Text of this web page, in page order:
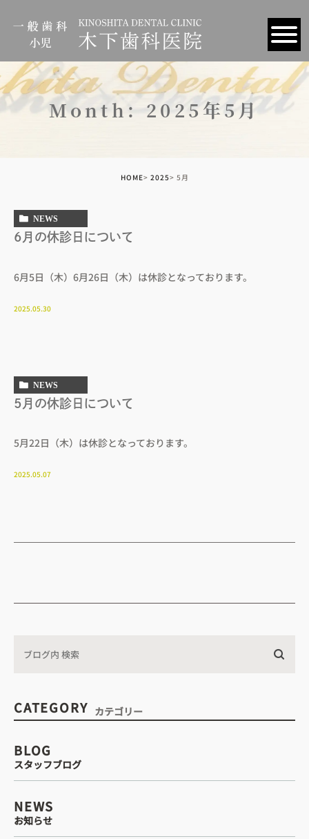
クセス
みについて
WEB予約はこちら
電話予約はこちら
Month: 2025年5月
HOME 2025 5月
NEWS
6月の休診日について
6月5日（木）6月26日（木）は休診となっております。
2025.05.30
NEWS
5月の休診日について
5月22日（木）は休診となっております。
2025.05.07
CATEGORY カテゴリー
BLOG
スタッフブログ
NEWS
お知らせ